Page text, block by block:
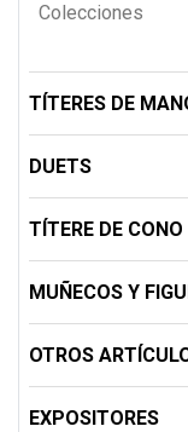
Colecciones
TÍTERES DE
DUETS
TÍTERE DE
MUÑECOS Y
OTROS
EXPOSITORES